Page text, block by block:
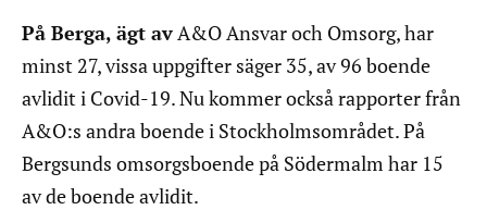
På Berga, ägt avA&O Ansvar och Omsorg, har
minst 27, vissa uppgifter säger 35, av 96 boende
avlidit i Covid-19. Nu kommer också rapporter från
A&O:s andra boende i Stockholmsområdet. På
Bergsunds omsorgsboende på Södermalm har 15
av de boende avlidit.